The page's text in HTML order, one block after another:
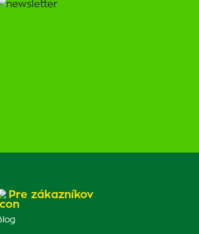
Pre zákazníkov